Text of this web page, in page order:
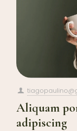
Aliquam
adipiscing